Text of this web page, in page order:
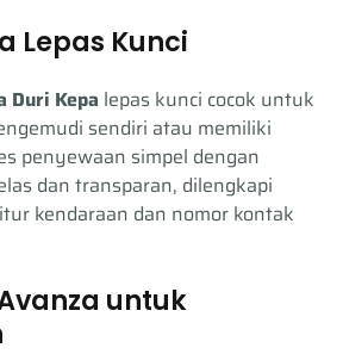
Lepas Kunci
Duri Kepa lepas kunci cocok untuk
sendiri atau memiliki
penyewaan simpel dengan
dan transparan, dilengkapi
kendaraan dan nomor kontak
untuk